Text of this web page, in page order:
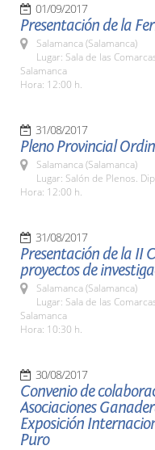
01/09/2017
Presentación de la
Salamanca (Salamanca)
Lugar: Sala de las
Salamanca
Hora: 12:00 h.
31/08/2017
Pleno Provincial
Salamanca (Salamanca)
Lugar: Salón de Plenos.
Hora: 12:00 h.
31/08/2017
Presentación de la II
proyectos de
Salamanca (Salamanca)
Lugar: Sala de las
Salamanca
Hora: 10:30 h.
30/08/2017
Convenio de
Asociaciones
Exposición
Puro